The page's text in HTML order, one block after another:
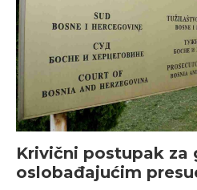
Krivični postupak za
oslobađajućim